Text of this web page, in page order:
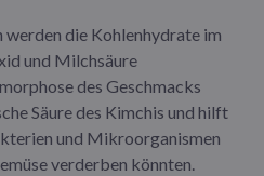
die Kohlenhydrate im
und Milchsäure
des Geschmacks
Säure des Kimchis und hilft
und Mikroorganismen
verderben könnten.